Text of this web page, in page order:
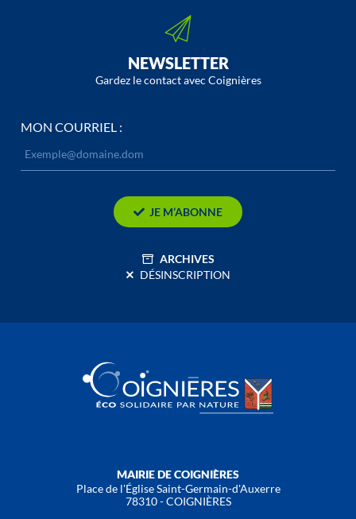
NEWSLETTER
Gardez le contact avec Coignières
MON COURRIEL :
JE M’ABONNE
ARCHIVES
DÉSINSCRIPTION
MAIRIE DE COIGNIÈRES
Place de l'Église Saint-Germain-d'Auxerre
78310 - COIGNIÈRES